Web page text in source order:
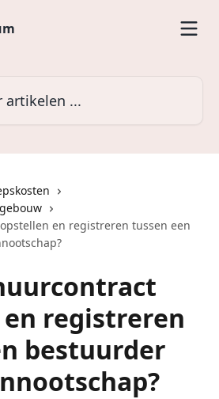
en registreren tussen een
registreren
bestuurder